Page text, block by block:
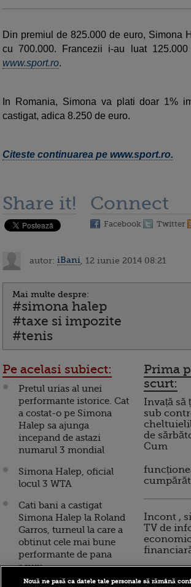
Din premiul de 825.000 de euro, Simona
cu 700.000. Francezii i-au luat
www.sport.ro.
In Romania, Simona va plati doar 1%
castigat, adica 8.250 de euro.
Citeste continuarea pe www.sport.ro.
Share it! Connect
Facebook Twitter
autor: iBani , 12 iunie 2014 08:21
Mai multe despre:
#simona halep
#taxe si impozite
#tenis
Pe acelasi subiect:
Pretul urias al unei
performante istorice. Cat
a costat-o pe Simona
Halep sa ajunga
incepand de astazi
numarul 3 mondial
Simona Halep, oficial
locul 3 WTA
Cati bani a castigat
Simona Halep la Roland
Garros, turneul la care a
obtinut cele mai bune
performante de pana
acum
Prima
scurt:
Invață să
sub
de
Cum
Incont ,
TV de
Nouă ne pasă ca datele tale personale să rămână